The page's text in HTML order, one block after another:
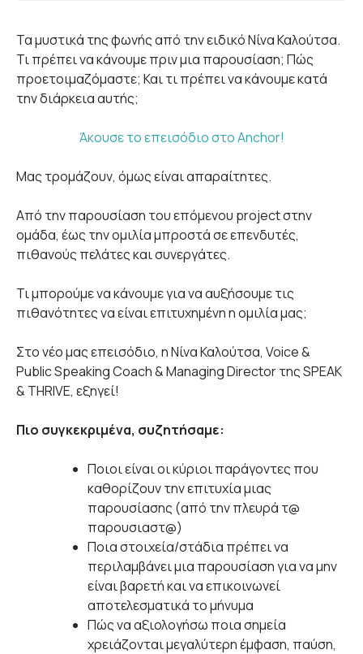
Τα μυστικά της φωνής από την ειδικό Νίνα Καλούτσα.
Τι πρέπει να κάνουμε πριν μια παρουσίαση; Πώς
προετοιμαζόμαστε; Και τι πρέπει να κάνουμε κατά
την διάρκεια αυτής;
Άκουσε το επεισόδιο στο Anchor!
Μας τρομάζουν, όμως είναι απαραίτητες.
Από την παρουσίαση του επόμενου project στην
ομάδα, έως την ομιλία μπροστά σε επενδυτές,
πιθανούς πελάτες και συνεργάτες.
Τι μπορούμε να κάνουμε για να αυξήσουμε τις
πιθανότητες να είναι επιτυχημένη η ομιλία μας;
Στο νέο μας επεισόδιο, η Νίνα Καλούτσα, Voice &
Public Speaking Coach & Managing Director της SPEAK
& THRIVE, εξηγεί!
Πιο συγκεκριμένα, συζητήσαμε:
Ποιοι είναι οι κύριοι παράγοντες που
καθορίζουν την επιτυχία μιας
παρουσίασης (από την πλευρά τ@
παρουσιαστ@)
Ποια στοιχεία/στάδια πρέπει να
περιλαμβάνει μια παρουσίαση για να μην
είναι βαρετή και να επικοινωνεί
αποτελεσματικά το μήνυμα
Πώς να αξιολογήσω ποια σημεία
χρειάζονται μεγαλύτερη έμφαση, παύση,